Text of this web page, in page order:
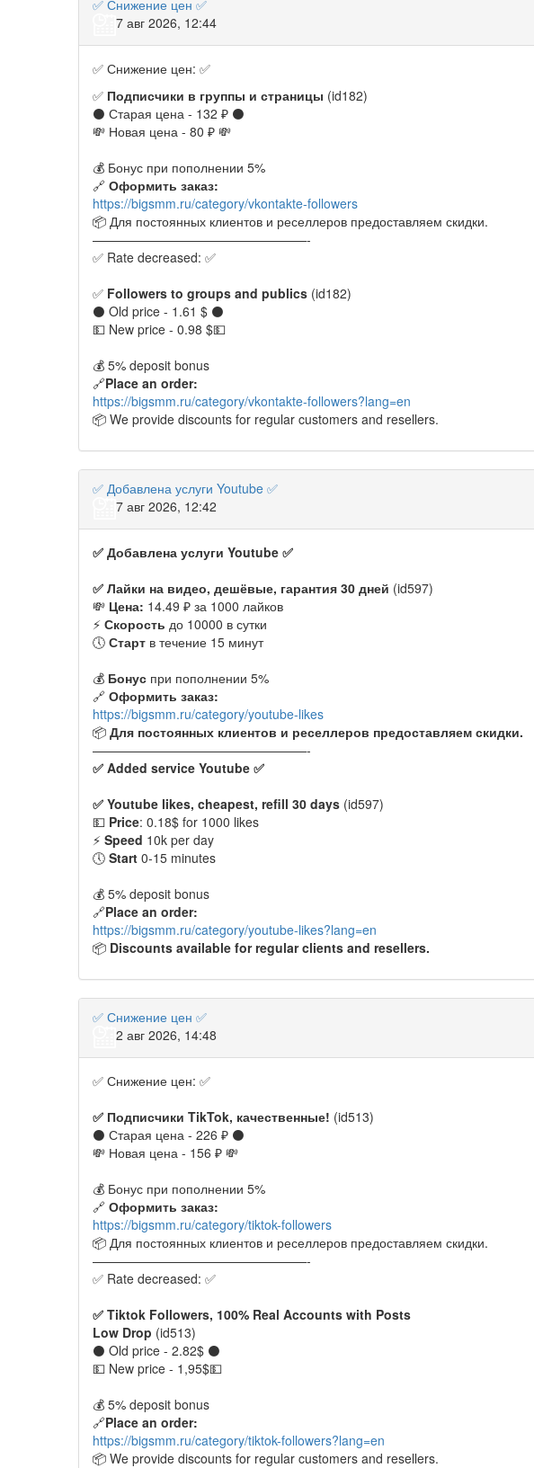
✅ Снижение цен ✅
7 авг 2026, 12:44
✅ Снижение цен: ✅
✅ Подписчики в группы и страницы (id182)
⚫️ Старая цена - 132 ₽ ⚫️
💸 Новая цена - 80 ₽ 💸
💰 Бонус при пополнении 5%
🔗 Оформить заказ:
https://bigsmm.ru/category/vkontakte-followers
📦 Для постоянных клиентов и реселлеров предоставляем скидки.
—————————————————-
✅ Rate decreased: ✅
✅ Followers to groups and publics (id182)
⚫️ Old price - 1.61 $ ⚫️
💵 New price - 0.98 $💵
💰 5% deposit bonus
🔗Place an order:
https://bigsmm.ru/category/vkontakte-followers?lang=en
📦 We provide discounts for regular customers and resellers.
✅ Добавлена услуги Youtube ✅
7 авг 2026, 12:42
✅ Добавлена услуги Youtube ✅
✅ Лайки на видео, дешёвые, гарантия 30 дней (id597)
💸 Цена: 14.49 ₽ за 1000 лайков
⚡️ Скорость до 10000 в сутки
🕔 Старт в течение 15 минут
💰 Бонус при пополнении 5%
🔗 Оформить заказ:
https://bigsmm.ru/category/youtube-likes
📦 Для постоянных клиентов и реселлеров предоставляем скидки.
—————————————————-
✅ Added service Youtube ✅
✅ Youtube likes, cheapest, refill 30 days (id597)
💵 Price: 0.18$ for 1000 likes
⚡️ Speed 10k per day
🕔 Start 0-15 minutes
💰 5% deposit bonus
🔗Place an order:
https://bigsmm.ru/category/youtube-likes?lang=en
📦 Discounts available for regular clients and resellers.
✅ Снижение цен ✅
2 авг 2026, 14:48
✅ Снижение цен: ✅
✅ Подписчики TikTok, качественные! (id513)
⚫️ Старая цена - 226 ₽ ⚫️
💸 Новая цена - 156 ₽ 💸
💰 Бонус при пополнении 5%
🔗 Оформить заказ:
https://bigsmm.ru/category/tiktok-followers
📦 Для постоянных клиентов и реселлеров предоставляем скидки.
—————————————————-
✅ Rate decreased: ✅
✅ Tiktok Followers, 100% Real Accounts with Posts
Low Drop (id513)
⚫️ Old price - 2.82$ ⚫️
💵 New price - 1,95$💵
💰 5% deposit bonus
🔗Place an order:
https://bigsmm.ru/category/tiktok-followers?lang=en
📦 We provide discounts for regular customers and resellers.